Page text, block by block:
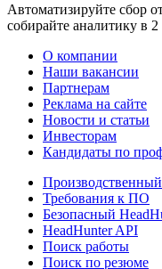
Автоматизируйте сбор
собирайте аналитику в 2
О компании
Наши вакансии
Партнерам
Реклама на сайте
Новости и статьи
Инвесторам
Кандидаты по
Требования к ПО
Безопасный
HeadHunter API
Поиск работы
Поиск по резюме